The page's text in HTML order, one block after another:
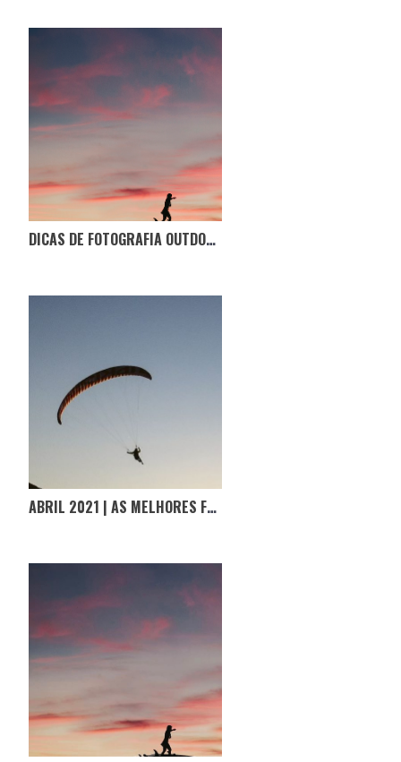
DICAS DE FOTOGRAFIA OUTDOOR POR LEO DOMINGOS
ABRIL 2021 | AS MELHORES FOTOGRAFIAS D’#OPORTUGALINCRIVEL